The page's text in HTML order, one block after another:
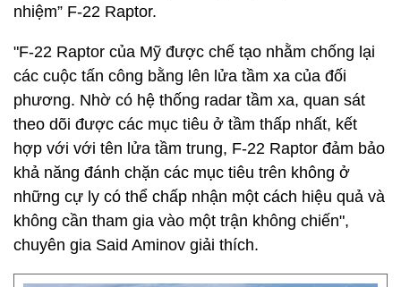
nhiệm” F-22 Raptor.
"F-22 Raptor của Mỹ được chế tạo nhằm chống lại
các cuộc tấn công bằng lên lửa tầm xa của đối
phương. Nhờ có hệ thống radar tầm xa, quan sát
theo dõi được các mục tiêu ở tầm thấp nhất, kết
hợp với với tên lửa tầm trung, F-22 Raptor đảm bảo
khả năng đánh chặn các mục tiêu trên không ở
những cự ly có thể chấp nhận một cách hiệu quả và
không cần tham gia vào một trận không chiến",
chuyên gia Said Aminov giải thích.